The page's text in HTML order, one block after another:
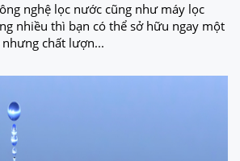
nghệ lọc nước cũng như máy lọc
nhiều thì bạn có thể sở hữu ngay một
chất lượn...